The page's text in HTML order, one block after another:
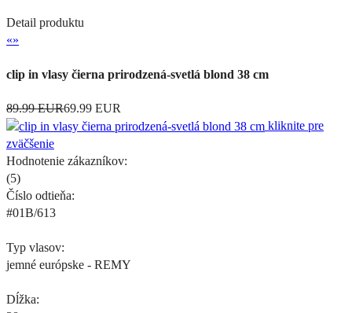
Detail produktu
«»
clip in vlasy čierna prirodzená-svetlá blond 38 cm
89.99 EUR69.99 EUR
kliknite pre
zväčšenie
Hodnotenie zákazníkov:
(5)
Číslo odtieňa:
#01B/613
Typ vlasov:
jemné európske - REMY
Dĺžka: